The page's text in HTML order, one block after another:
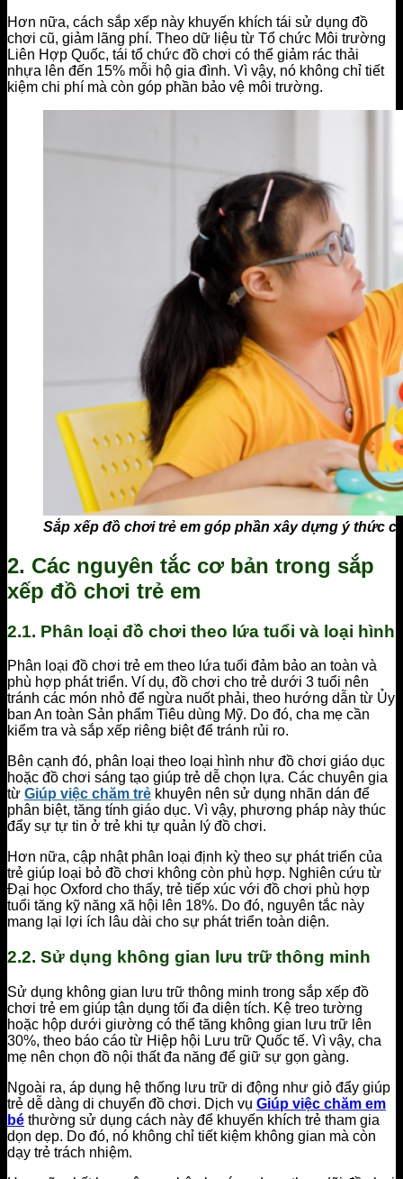
Hơn nữa, cách sắp xếp này khuyến khích tái sử dụng đồ
chơi cũ, giảm lãng phí. Theo dữ liệu từ Tổ chức Môi trường
Liên Hợp Quốc, tái tổ chức đồ chơi có thể giảm rác thải
nhựa lên đến 15% mỗi hộ gia đình. Vì vậy, nó không chỉ tiết
kiệm chi phí mà còn góp phần bảo vệ môi trường.
Sắp xếp đồ chơi trẻ em góp phần xây dựng ý thức
2. Các nguyên tắc cơ bản trong sắp
xếp đồ chơi trẻ em
2.1. Phân loại đồ chơi theo lứa tuổi và loại hình
Phân loại đồ chơi trẻ em theo lứa tuổi đảm bảo an toàn và
phù hợp phát triển. Ví dụ, đồ chơi cho trẻ dưới 3 tuổi nên
tránh các món nhỏ để ngừa nuốt phải, theo hướng dẫn từ Ủy
ban An toàn Sản phẩm Tiêu dùng Mỹ. Do đó, cha mẹ cần
kiểm tra và sắp xếp riêng biệt để tránh rủi ro.
Bên cạnh đó, phân loại theo loại hình như đồ chơi giáo dục
hoặc đồ chơi sáng tạo giúp trẻ dễ chọn lựa. Các chuyên gia
từ Giúp việc chăm trẻ khuyên nên sử dụng nhãn dán để
phân biệt, tăng tính giáo dục. Vì vậy, phương pháp này thúc
đẩy sự tự tin ở trẻ khi tự quản lý đồ chơi.
Hơn nữa, cập nhật phân loại định kỳ theo sự phát triển của
trẻ giúp loại bỏ đồ chơi không còn phù hợp. Nghiên cứu từ
Đại học Oxford cho thấy, trẻ tiếp xúc với đồ chơi phù hợp
tuổi tăng kỹ năng xã hội lên 18%. Do đó, nguyên tắc này
mang lại lợi ích lâu dài cho sự phát triển toàn diện.
2.2. Sử dụng không gian lưu trữ thông minh
Sử dụng không gian lưu trữ thông minh trong sắp xếp đồ
chơi trẻ em giúp tận dụng tối đa diện tích. Kệ treo tường
hoặc hộp dưới giường có thể tăng không gian lưu trữ lên
30%, theo báo cáo từ Hiệp hội Lưu trữ Quốc tế. Vì vậy, cha
mẹ nên chọn đồ nội thất đa năng để giữ sự gọn gàng.
Ngoài ra, áp dụng hệ thống lưu trữ di động như giỏ đẩy giúp
trẻ dễ dàng di chuyển đồ chơi. Dịch vụ Giúp việc chăm em
bé thường sử dụng cách này để khuyến khích trẻ tham gia
dọn dẹp. Do đó, nó không chỉ tiết kiệm không gian mà còn
dạy trẻ trách nhiệm.